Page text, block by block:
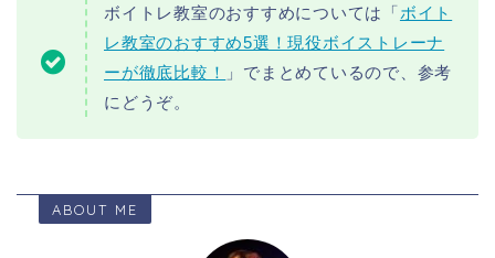
ボイトレ教室のおすすめについては「ボイト
レ教室のおすすめ5選！現役ボイストレーナ
ーが徹底比較！
」でまとめているので、参考
にどうぞ。
ABOUT ME